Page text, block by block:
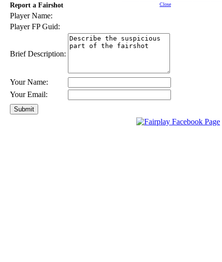
Report a Fairshot Close
Player Name:
Player FP Guid:
Brief Description:
Your Name:
Your Email: